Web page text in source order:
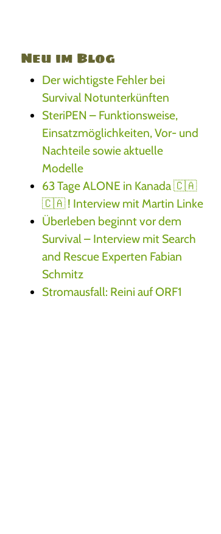
Neu im Blog
Der wichtigste Fehler bei
Survival Notunterkünften
SteriPEN – Funktionsweise,
Einsatzmöglichkeiten, Vor- und
Nachteile sowie aktuelle
Modelle
63 Tage ALONE in Kanada 🇨🇦
🇨🇦 ! Interview mit Martin Linke
Überleben beginnt vor dem
Survival – Interview mit Search
and Rescue Experten Fabian
Schmitz
Stromausfall: Reini auf ORF1